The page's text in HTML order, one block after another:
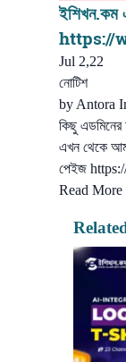
ইশিখন.কম
https://
Jul 2,22
নোটিশ
by Antora
কিছু এডমিনের
এখন থেকে
পেইজ
Read More